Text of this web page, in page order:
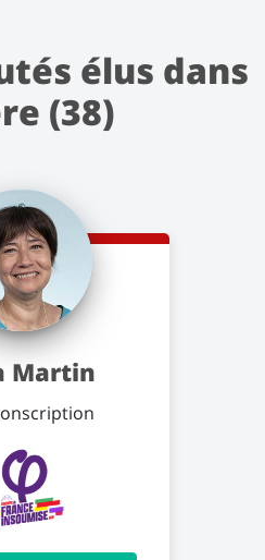
élus dans
(38)
Martin